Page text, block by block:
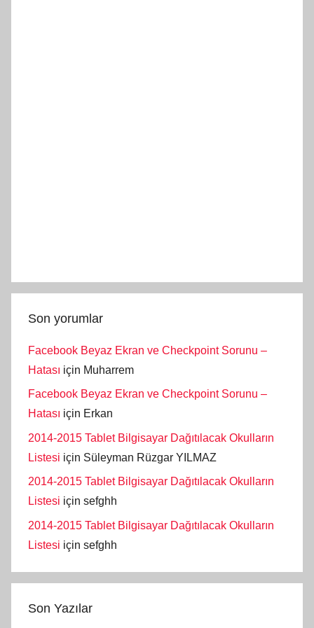
Son yorumlar
Facebook Beyaz Ekran ve Checkpoint Sorunu –
Hatası için Muharrem
Facebook Beyaz Ekran ve Checkpoint Sorunu –
Hatası için Erkan
2014-2015 Tablet Bilgisayar Dağıtılacak Okulların
Listesi için Süleyman Rüzgar YILMAZ
2014-2015 Tablet Bilgisayar Dağıtılacak Okulların
Listesi için sefghh
2014-2015 Tablet Bilgisayar Dağıtılacak Okulların
Listesi için sefghh
Son Yazılar